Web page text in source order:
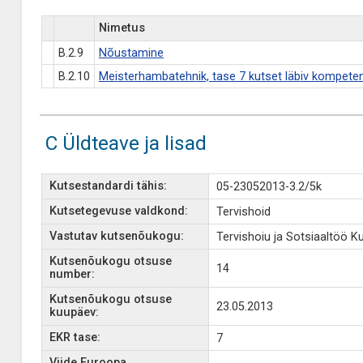
Nimetus
B.2.9
Nõustamine
B.2.10
Meisterhambatehnik, tase 7 kutset läbiv
C Üldteave ja lisad
Kutsestandardi tähis:
05-23052013-3.2/5k
Kutsetegevuse valdkond:
Tervishoid
Vastutav kutsenõukogu:
Tervishoiu ja Sotsiaaltöö
Kutsenõukogu otsuse
number:
14
Kutsenõukogu otsuse
kuupäev:
23.05.2013
EKR tase:
7